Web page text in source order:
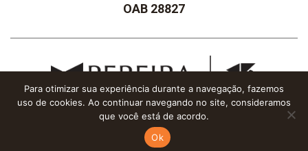
OAB 28827
Advocacia Pereira - 2020 © Todos os direitos reservados
Para otimizar sua experiência durante a navegação, fazemos
uso de cookies. Ao continuar navegando no site, consideramos
que você está de acordo.
Ok